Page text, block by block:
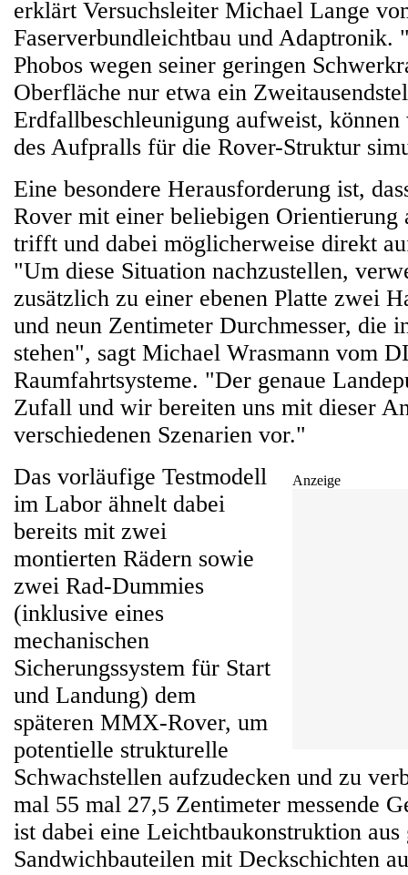
erklärt Versuchsleiter Michael Lange
Faserverbundleichtbau und Adaptronik.
Phobos wegen seiner geringen
Oberfläche nur etwa ein
Erdfallbeschleunigung aufweist,
des Aufpralls für die Rover-Struktur
Eine besondere Herausforderung ist,
Rover mit einer beliebigen Orientierung
trifft und dabei möglicherweise direkt
"Um diese Situation nachzustellen,
zusätzlich zu einer ebenen Platte zwei
und neun Zentimeter Durchmesser, die
stehen", sagt Michael Wrasmann vom
Raumfahrtsysteme. "Der genaue
Zufall und wir bereiten uns mit dieser
verschiedenen Szenarien vor."
Anzeige
Das vorläufige Testmodell
im Labor ähnelt dabei
bereits mit zwei
montierten Rädern sowie
zwei Rad-Dummies
(inklusive eines
mechanischen
Sicherungssystem für Start
und Landung) dem
späteren MMX-Rover, um
potentielle strukturelle
Schwachstellen aufzudecken und zu
mal 55 mal 27,5 Zentimeter messende
ist dabei eine Leichtbaukonstruktion
Sandwichbauteilen mit Deckschichten